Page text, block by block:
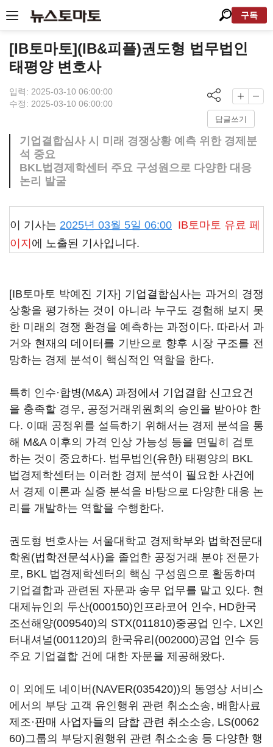
구독
[IB토마토](IB&피플)권도형 법무법인
태평양 변호사
입력: 2025-03-10 06:00:00
수정: 2025-03-10 06:00:00
답글쓰기
기업결합심사 시 미래 경쟁상황 예측 위한 경제분
석 중요
BKL법경제학센터 주요 구성원으로 다양한 대응
논리 발굴
이 기사는 2025년 03월 5일 06:00 IB토마토 유료 페
이지 에 노출된 기사입니다.
[IB토마토 박예진 기자] 기업결합심사는 과거의 경쟁
상황을 평가하는 것이 아니라 누구도 경험해 보지 못
한 미래의 경쟁 환경을 예측하는 과정이다. 따라서 과
거와 현재의 데이터를 기반으로 향후 시장 구조를 전
망하는 경제 분석이 핵심적인 역할을 한다.
특히 인수·합병(M&A) 과정에서 기업결합 신고요건
을 충족할 경우, 공정거래위원회의 승인을 받아야 한
다. 이때 공정위를 설득하기 위해서는 경제 분석을 통
해 M&A 이후의 가격 인상 가능성 등을 면밀히 검토
하는 것이 중요하다. 법무법인(유한) 태평양의 BKL
법경제학센터는 이러한 경제 분석이 필요한 사건에
서 경제 이론과 실증 분석을 바탕으로 다양한 대응 논
리를 개발하는 역할을 수행한다.
권도형 변호사는 서울대학교 경제학부와 법학전문대
학원(법학전문석사)을 졸업한 공정거래 분야 전문가
로, BKL 법경제학센터의 핵심 구성원으로 활동하며
기업결합과 관련된 자문과 송무 업무를 맡고 있다. 현
대제뉴인의 두산(000150)인프라코어 인수, HD한국
조선해양(009540)의 STX(011810)중공업 인수, LX인
터내셔널(001120)의 한국유리(002000)공업 인수 등
주요 기업결합 건에 대한 자문을 제공해왔다.
이 외에도 네이버(NAVER(035420))의 동영상 서비스
에서의 부당 고객 유인행위 관련 취소소송, 배합사료
제조·판매 사업자들의 담합 관련 취소소송, LS(0062
60)그룹의 부당지원행위 관련 취소소송 등 다양한 행